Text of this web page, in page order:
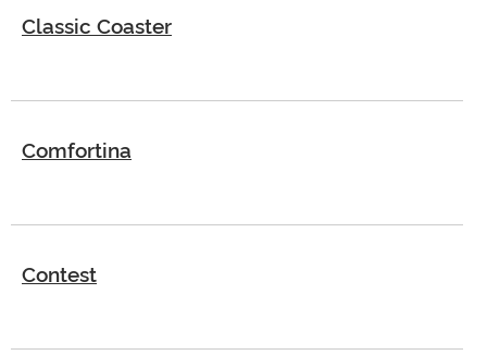
Jachtmakelaar
Boot
Classic Coaster
Comfortina
Contest